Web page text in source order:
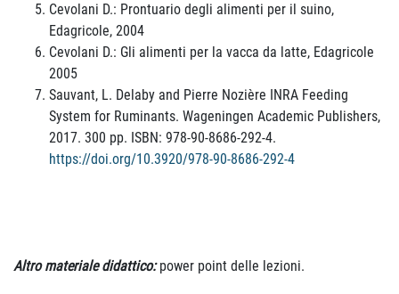
Cevolani D.: Prontuario degli alimenti per il suino,
Edagricole, 2004
Cevolani D.: Gli alimenti per la vacca da latte, Edagricole
2005
Sauvant, L. Delaby and Pierre Nozière INRA Feeding
System for Ruminants. Wageningen Academic Publishers,
2017. 300 pp. ISBN: 978-90-8686-292-4.
https://doi.org/10.3920/978-90-8686-292-4
Altro materiale didattico: power point delle lezioni.